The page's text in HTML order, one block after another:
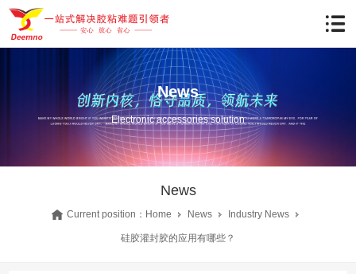
News
Electronic accessories solution
News
Current position： Home News Industry News
硅胶灌封胶的应用有哪些？